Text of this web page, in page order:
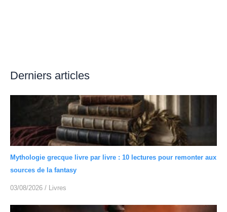
Derniers articles
Mythologie grecque livre par livre : 10 lectures pour remonter aux
sources de la fantasy
03/08/2026 / Livres